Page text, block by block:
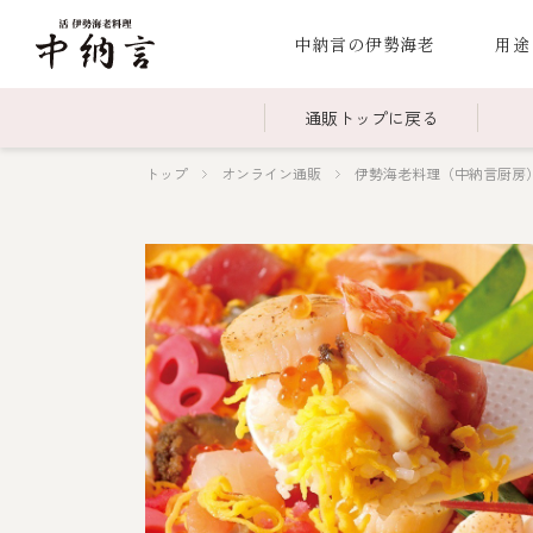
中納言の伊勢海老 用
通販トップに戻る
伊勢海老
お造り（お刺身） 焼物 蒸し ボイル伊勢海
海鮮鍋
スープ・スープカレー
伊勢海老料理（中納言厨房）
￥15,000～￥19,999 ￥
伊勢海老料理一覧 季節
トップ オンライン通販 伊勢海老料理（中納言厨房